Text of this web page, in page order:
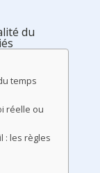
du
temps
réelle ou
: les règles